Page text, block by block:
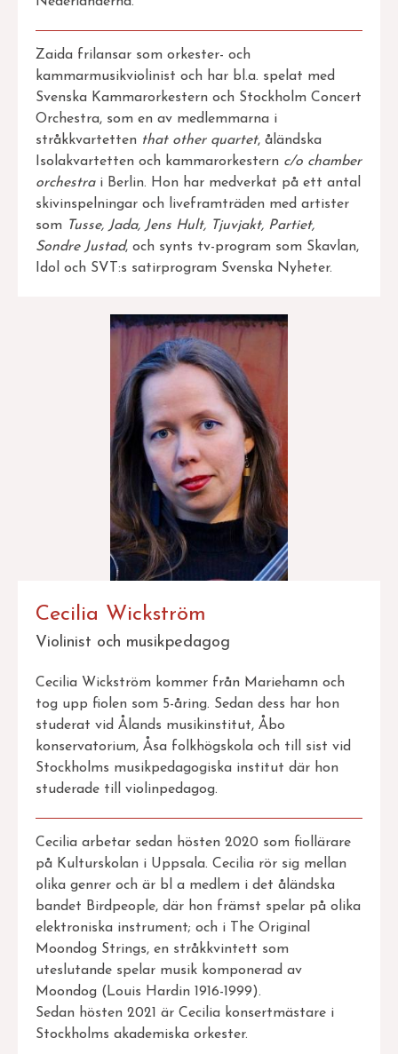
Zaida frilansar som orkester- och
kammarmusikviolinist och har bl.a. spelat med
Svenska Kammarorkestern och Stockholm Concert
Orchestra, som en av medlemmarna i
stråkkvartetten that other quartet, åländska
Isolakvartetten och kammarorkestern c/o chamber
orchestrai Berlin. Hon har medverkat på ett antal
skivinspelningar och liveframträden med artister
som Tusse, Jada, Jens Hult, Tjuvjakt, Partiet,
Sondre Justad, och synts tv-program som Skavlan,
Idol och SVT:s satirprogram Svenska Nyheter.
Cecilia Wickström
Violinist och musikpedagog
Cecilia Wickström kommer från Mariehamn och
tog upp fiolen som 5-åring. Sedan dess har hon
studerat vid Ålands musikinstitut, Åbo
konservatorium, Åsa folkhögskola och till sist vid
Stockholms musikpedagogiska institut där hon
studerade till violinpedagog.
Cecilia arbetar sedan hösten 2020 som fiollärare
på Kulturskolan i Uppsala. Cecilia rör sig mellan
olika genrer och är bl a medlem i det åländska
bandet Birdpeople, där hon främst spelar på olika
elektroniska instrument; och i The Original
Moondog Strings, en stråkkvintett som
uteslutande spelar musik komponerad av
Moondog (Louis Hardin 1916-1999).
Sedan hösten 2021 är Cecilia konsertmästare i
Stockholms akademiska orkester.